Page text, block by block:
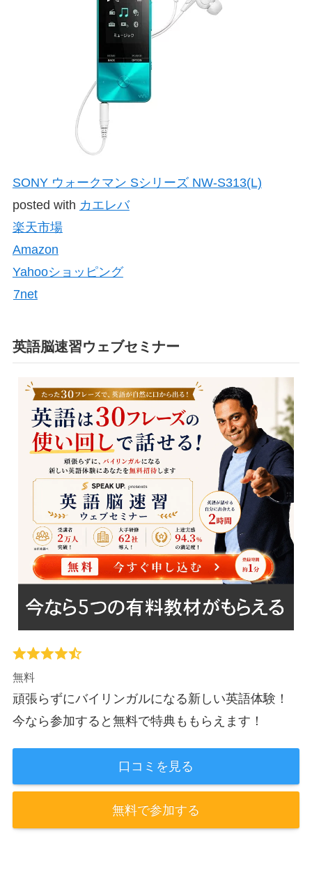
SONY ウォークマン Sシリーズ NW-S313(L)
posted with カエレバ
楽天市場
Amazon
Yahooショッピング
7net
英語脳速習ウェブセミナー
無料
頑張らずにバイリンガルになる新しい英語体験！
今なら参加すると無料で特典ももらえます！
口コミを見る
無料で参加する